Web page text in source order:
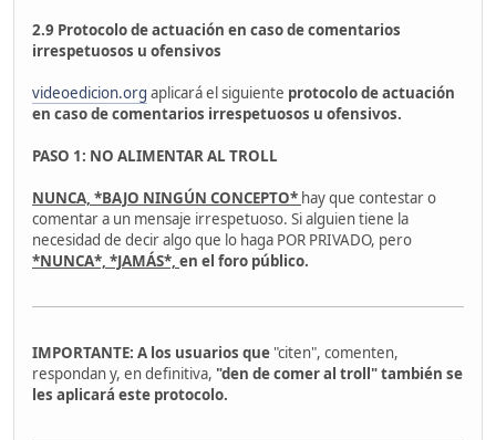
2.9 Protocolo de actuación en caso de comentarios
irrespetuosos u ofensivos
videoedicion.org aplicará el siguiente protocolo de actuación
en caso decomentarios irrespetuosos u ofensivos.
PASO 1: NO ALIMENTAR AL TROLL
NUNCA, *BAJO NINGÚN CONCEPTO* hay que contestar o
comentar a un mensaje irrespetuoso. Si alguien tiene la
necesidad de decir algo que lo haga POR PRIVADO, pero
*NUNCA*, *JAMÁS*, en el foro público.
IMPORTANTE: A los usuarios que "citen", comenten,
respondan y, en definitiva, "den de comer al troll" también se
les aplicará este protocolo.